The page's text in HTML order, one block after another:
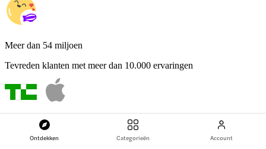
Ontdekken Categorieën Account
Meer dan 54 miljoen
Tevreden klanten met meer dan 10.000 ervaringen
In de media
Uitgelicht en aanbevolen door de beste merken